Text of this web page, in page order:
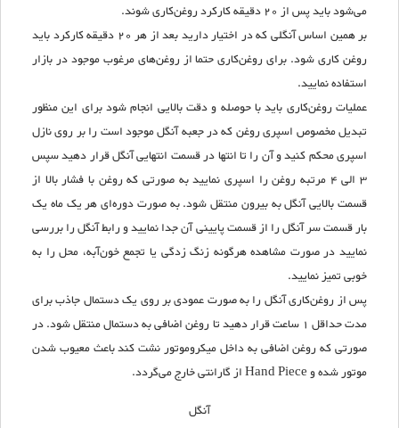
می‌شود باید پس از 20 دقیقه کارکرد روغن‌کاری شوند.
بر همین اساس آنگلی که در اختیار دارید بعد از هر 20 دقیقه کارکرد باید
روغن کاری شود. برای روغن‌کاری حتما از روغن‌های مرغوب موجود در بازار
استفاده نمایید.
عملیات روغن‌کاری باید با حوصله و دقت بالایی انجام شود برای این منظور
تبدیل مخصوص اسپری روغن که در جعبه آنگل موجود است را بر روی نازل
اسپری محکم کنید و آن را تا انتها در قسمت انتهایی آنگل قرار دهید سپس
3 الی 4 مرتبه روغن را اسپری نمایید به صورتی که روغن با فشار بالا از
قسمت بالایی آنگل به بیرون منتقل شود. به صورت دوره‌ای هر یک ماه یک
بار قسمت سر آنگل را از قسمت پایینی آن جدا نمایید و رابط آنگل را بررسی
نمایید در صورت مشاهده هرگونه زنگ زدگی یا تجمع خون‌آبه، محل را به
خوبی تمیز نمایید.
پس از روغن‌کاری آنگل را به صورت عمودی بر روی یک دستمال جاذب برای
مدت حداقل 1 ساعت قرار دهید تا روغن اضافی به دستمال منتقل شود. در
صورتی که روغن اضافی به داخل میکروموتور نشت کند باعث معیوب شدن
موتور شده و Hand Piece از گارانتی خارج می‌گردد.
آنگل